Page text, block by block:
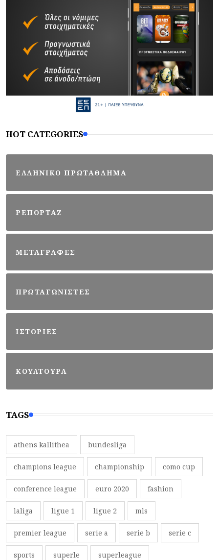
HOT CATEGORIES
ΕΛΛΗΝΙΚΟ ΠΡΩΤΑΘΛΗΜΑ
ΡΕΠΟΡΤΑΖ
ΜΕΤΑΓΡΑΦΕΣ
ΠΡΩΤΑΓΩΝΙΣΤΕΣ
ΙΣΤΟΡΙΕΣ
ΚΟΥΛΤΟΥΡΑ
TAGS
athens kallithea bundesliga
champions league championship como cup
conference league euro 2020 fashion
laliga ligue 1 ligue 2 mls
premier league serie a serie b serie c
sports superle superleague